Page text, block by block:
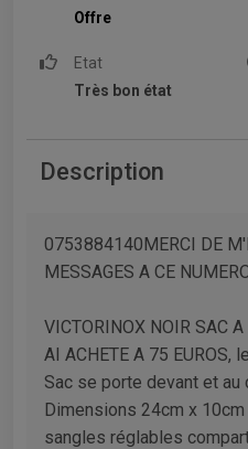
Offre
Etat
Très bon état
Description
0753884140MERCI DE
MESSAGES A CE
VICTORINOX NOIR SAC
AI ACHETE A 75 EUROS,
Sac se porte devant et au
Dimensions 24cm x
sangles réglables